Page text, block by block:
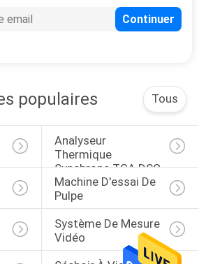
populaires Tous
Analyseur
Thermique
Synchrone TGA DSC
Machine D'essai De
Pulpe
Système De Mesure
Vidéo